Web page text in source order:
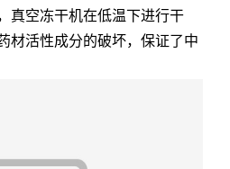
真空冻干机在低温下进行干
材活性成分的破坏，保证了中